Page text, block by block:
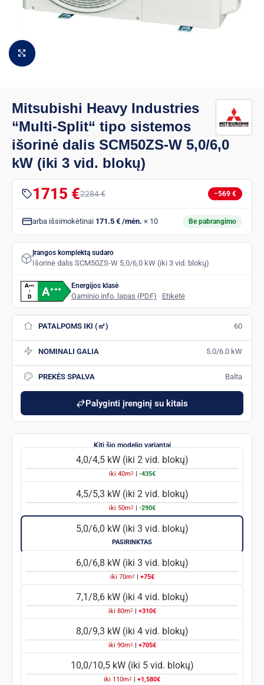
Padidinti vaizdą
Mitsubishi Heavy Industries
“Multi-Split“ tipo sistemos
išorinė dalis SCM50ZS-W 5,0/6,0
kW (iki 3 vid. blokų)
1715 €2284 € −569 €
arba išsimokėtinai 171.5 € /mėn. × 10 Be pabrangimo
Įrangos komplektą sudaro
Išorinė dalis SCM50ZS-W 5,0/6,0 kW (iki 3 vid. blokų)
A+++
↑
D A+++ Energijos klasė
Gaminio info. lapas (PDF) · Etiketė
PATALPOMS IKI (㎡) 60
NOMINALI GALIA 5.0/6.0 kW
PREKĖS SPALVA Balta
Palyginti įrenginį su kitais
4,0/4,5 kW (iki 2 vid. blokų)
iki 40m2 -435€
4,5/5,3 kW (iki 2 vid. blokų)
iki 50m2 -290€
5,0/6,0 kW (iki 3 vid. blokų)
PASIRINKTAS
6,0/6,8 kW (iki 3 vid. blokų)
iki 70m2 +75€
7,1/8,6 kW (iki 4 vid. blokų)
iki 80m2 +310€
8,0/9,3 kW (iki 4 vid. blokų)
iki 90m2 +705€
10,0/10,5 kW (iki 5 vid. blokų)
iki 110m2 +1,580€